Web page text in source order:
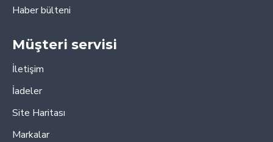
Haber bülteni
Müşteri servisi
İletişim
İadeler
Site Haritası
Markalar